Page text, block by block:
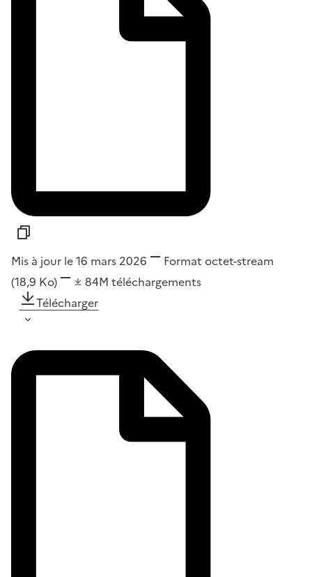
Mis à jour le 16 mars 2026 Format octet-stream
(18,9 Ko)
84M téléchargements
Télécharger